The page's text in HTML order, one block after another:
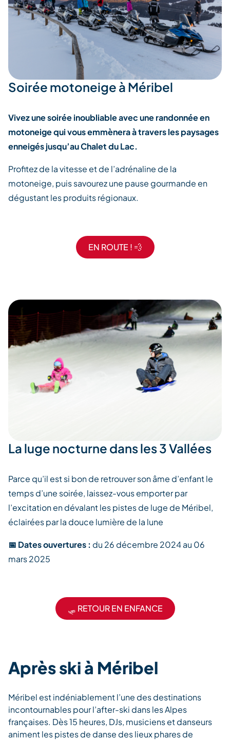
Soirée motoneige à Méribel
Vivez une soirée inoubliable avec une randonnée en
motoneige qui vous emmènera à travers les paysages
enneigés jusqu’au Chalet du Lac.
Profitez de la vitesse et de l’adrénaline de la
motoneige, puis savourez une pause gourmande en
dégustant les produits régionaux.
EN ROUTE ! 💨
La luge nocturne dans les 3 Vallées
Parce qu’il est si bon de retrouver son âme d’enfant le
temps d’une soirée, laissez-vous emporter par
l’excitation en dévalant les pistes de luge de Méribel,
éclairées par la douce lumière de la lune
📅 Dates ouvertures : du 26 décembre 2024 au 06
mars 2025
🛷 RETOUR EN ENFANCE
Après ski à Méribel
Méribel est indéniablement l’une des destinations
incontournables pour l’after-ski dans les Alpes
françaises. Dès 15 heures, DJs, musiciens et danseurs
animent les pistes de danse des lieux phares de